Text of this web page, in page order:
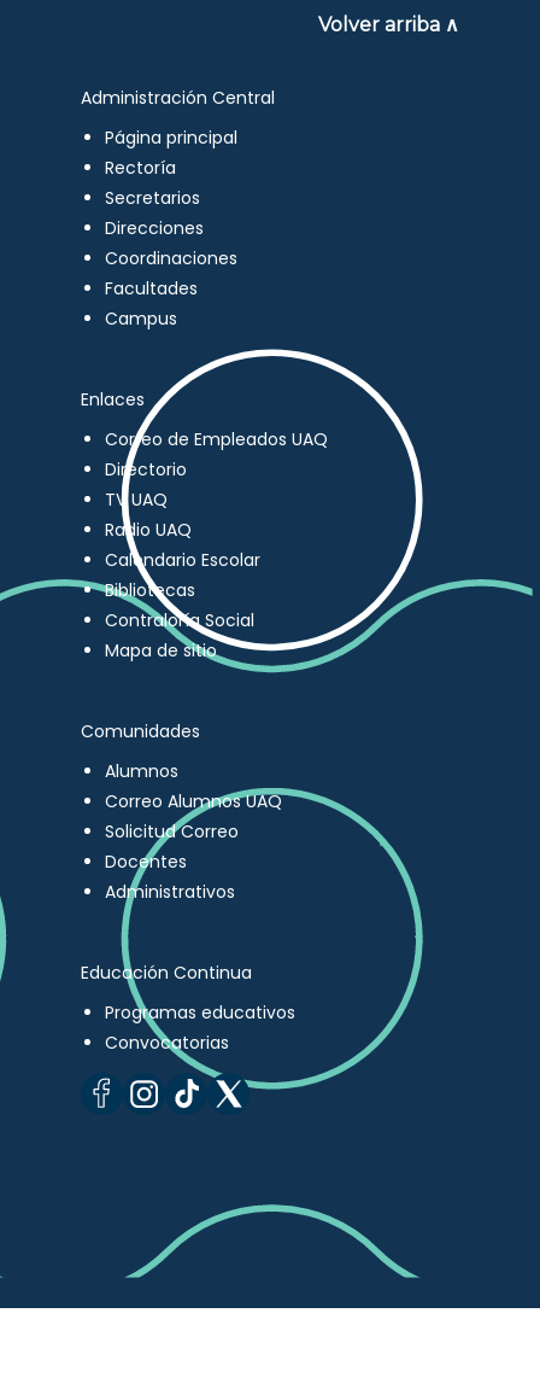
Volver arriba ∧
Administración Central
Página principal
Rectoría
Secretarios
Direcciones
Coordinaciones
Facultades
Campus
Enlaces
Correo de Empleados UAQ
Directorio
TV UAQ
Radio UAQ
Calendario Escolar
Bibliotecas
Contraloría Social
Mapa de sitio
Comunidades
Alumnos
Correo Alumnos UAQ
Solicitud Correo
Docentes
Administrativos
Educación Continua
Programas educativos
Convocatorias